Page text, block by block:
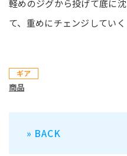
軽めのジグから投げて底に
て、重めにチェンジしていく
ギア
商品
» BACK